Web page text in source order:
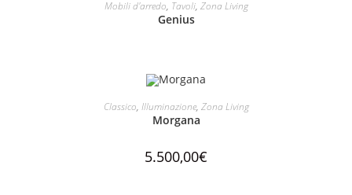
Mobili d'arredo, Tavoli, Zona Living
Genius
AGGIUNGI AL CARRELLO
Classico, Illuminazione, Zona Living
Morgana
5.500,00€